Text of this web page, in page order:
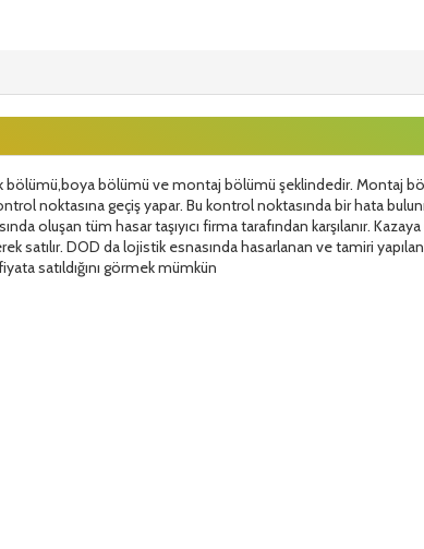
bölümü,boya bölümü ve montaj bölümü şeklindedir. Montaj
noktasına geçiş yapar. Bu kontrol noktasında bir hata
oluşan tüm hasar taşıyıcı firma tarafından karşılanır.
satılır. DOD da lojistik esnasında hasarlanan ve tamiri
satıldığını görmek mümkün